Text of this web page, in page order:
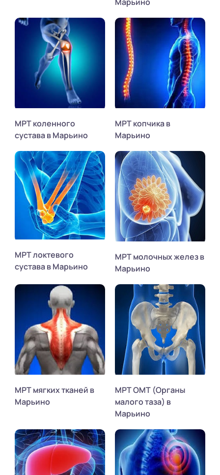
МРТ коленного
сустава в Марьино
МРТ копчика в
Марьино
МРТ локтевого
сустава в Марьино
МРТ молочных желез в
Марьино
МРТ мягких тканей в
Марьино
МРТ ОМТ (Органы
малого таза) в
Марьино